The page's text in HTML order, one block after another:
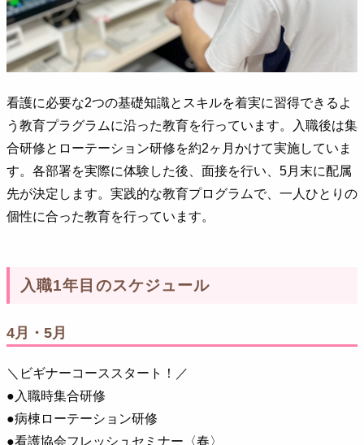
看護に必要な2つの基礎知識とスキルを着実に習得できるよ
う教育プラグラムに沿った教育を行っています。入職後は集
合研修とローテーション研修を約2ヶ月かけて実施していま
す。各部署を実際に体験した後、面接を行い、5月末に配属
先が決定します。実践的な教育プログラムで、一人ひとりの
個性に合った教育を行っています。
入職1年目のスケジュール
4月・5月
＼ビギナーコーススタート！／
●入職時集合研修
●病棟ローテーション研修
●看護協会フレッシュセミナー〈春〉